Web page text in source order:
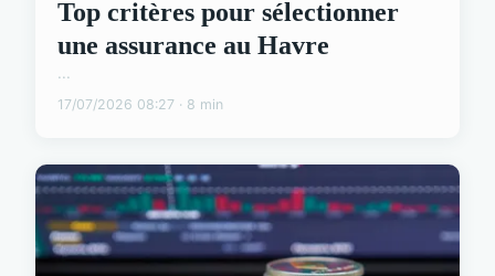
Top critères pour sélectionner
une assurance au Havre
...
17/07/2026 08:27 · 8 min